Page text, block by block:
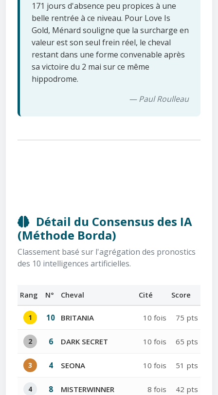
171 jours d'absence peu propices à une
belle rentrée à ce niveau. Pour Love Is
Gold, Ménard souligne que la surcharge en
valeur est son seul frein réel, le cheval
restant dans une forme convenable après
sa victoire du 2 mai sur ce même
hippodrome.
— Paul Roulleau
Détail du Consensus des IA
(Méthode Borda)
Classement basé sur l'agrégation des pronostics
des 10 intelligences artificielles.
Rang N° Cheval Cité Score
1 10 BRITANIA 10 fois 75 pts
2 6 DARK SECRET 10 fois 65 pts
3 4 SEONA 10 fois 51 pts
4 8 MISTERWINNER 8 fois 42 pts